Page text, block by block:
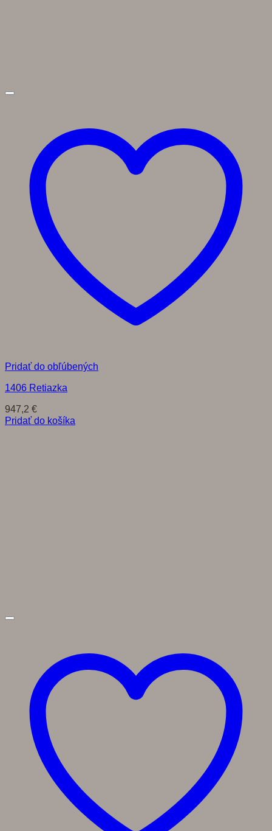
Pridať do obľúbených
1406 Retiazka
947,2 €
Pridať do košíka